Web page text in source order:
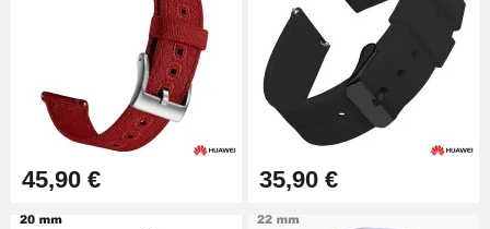
Caixa de bomba para
braceletes de relógio - Diâmetro
1,80 mm - 8 a 25 mm
19,90 €
Removedor fácil de pulseiras de
45,90 € 35,90 €